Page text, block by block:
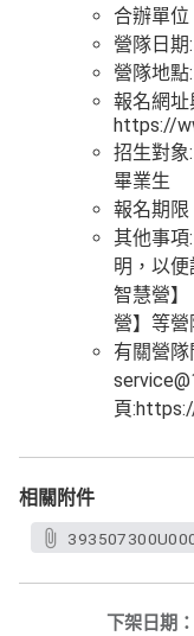
合辦單位
營隊日
營隊地
報名網址
https://
招生對
畢業生
報名期限
其他事
明，以
智慧營
營】等營
有關營
頁
相關附件
下架日期：